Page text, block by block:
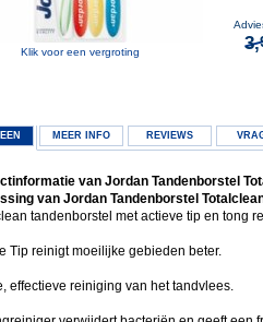
Klik voor een vergroting 3,
MEER INFO REVIEWS
van Jordan Tandenborstel
van Jordan Tandenborstel
tandenborstel met actieve tip en tong
Tip reinigt moeilijke gebieden beter.
effectieve reiniging van het tandvlees.